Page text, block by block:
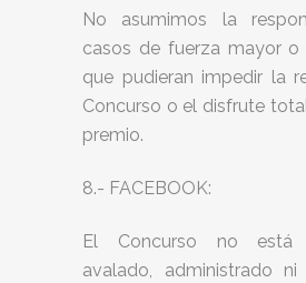
No asumimos la
casos de fuerza mayor
que pudieran impedir la
Concurso o el disfrute
premio.
8.- FACEBOOK:
El Concurso no está
avalado, administrado